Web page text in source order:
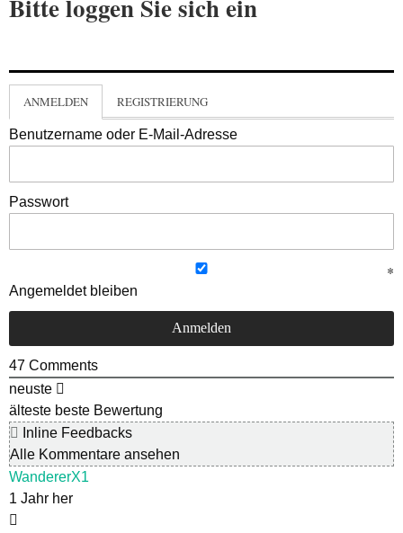
Bitte loggen Sie sich ein
ANMELDEN REGISTRIERUNG
Benutzername oder E-Mail-Adresse
Passwort
Angemeldet bleiben
47 Comments
neuste
älteste beste Bewertung
Inline Feedbacks
Alle Kommentare ansehen
WandererX1
1 Jahr her